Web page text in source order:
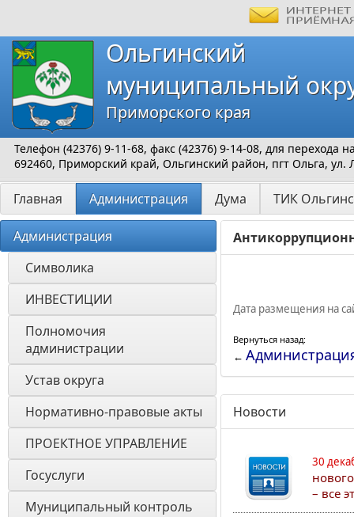
Ольгинский
муниципальный
Приморского края
Телефон (42376) 9-11-68, факс (42376) 9-14-08, для перехода
692460, Приморский край, Ольгинский район, пгт Ольга, ул.
Главная Администрация Дума ТИК
Администрация
Символика
ИНВЕСТИЦИИ
Полномочия
администрации
Устав округа
Нормативно-правовые акты
ПРОЕКТНОЕ УПРАВЛЕНИЕ
Госуслуги
Муниципальный контроль
Дата размещения на
Вернуться назад:
←
Новости
30
– все